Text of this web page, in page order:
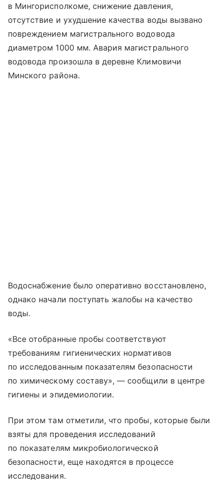
в Мингорисполкоме, снижение давления,
отсутствие и ухудшение качества воды вызвано
повреждением магистрального водовода
диаметром 1000 мм. Авария магистрального
водовода произошла в деревне Климовичи
Минского района.
Водоснабжение было оперативно восстановлено,
однако начали поступать жалобы на качество
воды.
«Все отобранные пробы соответствуют
требованиям гигиенических нормативов
по исследованным показателям безопасности
по химическому составу», — сообщили в центре
гигиены и эпидемиологии.
При этом там отметили, что пробы, которые были
взяты для проведения исследований
по показателям микробиологической
безопасности, еще находятся в процессе
исследования.